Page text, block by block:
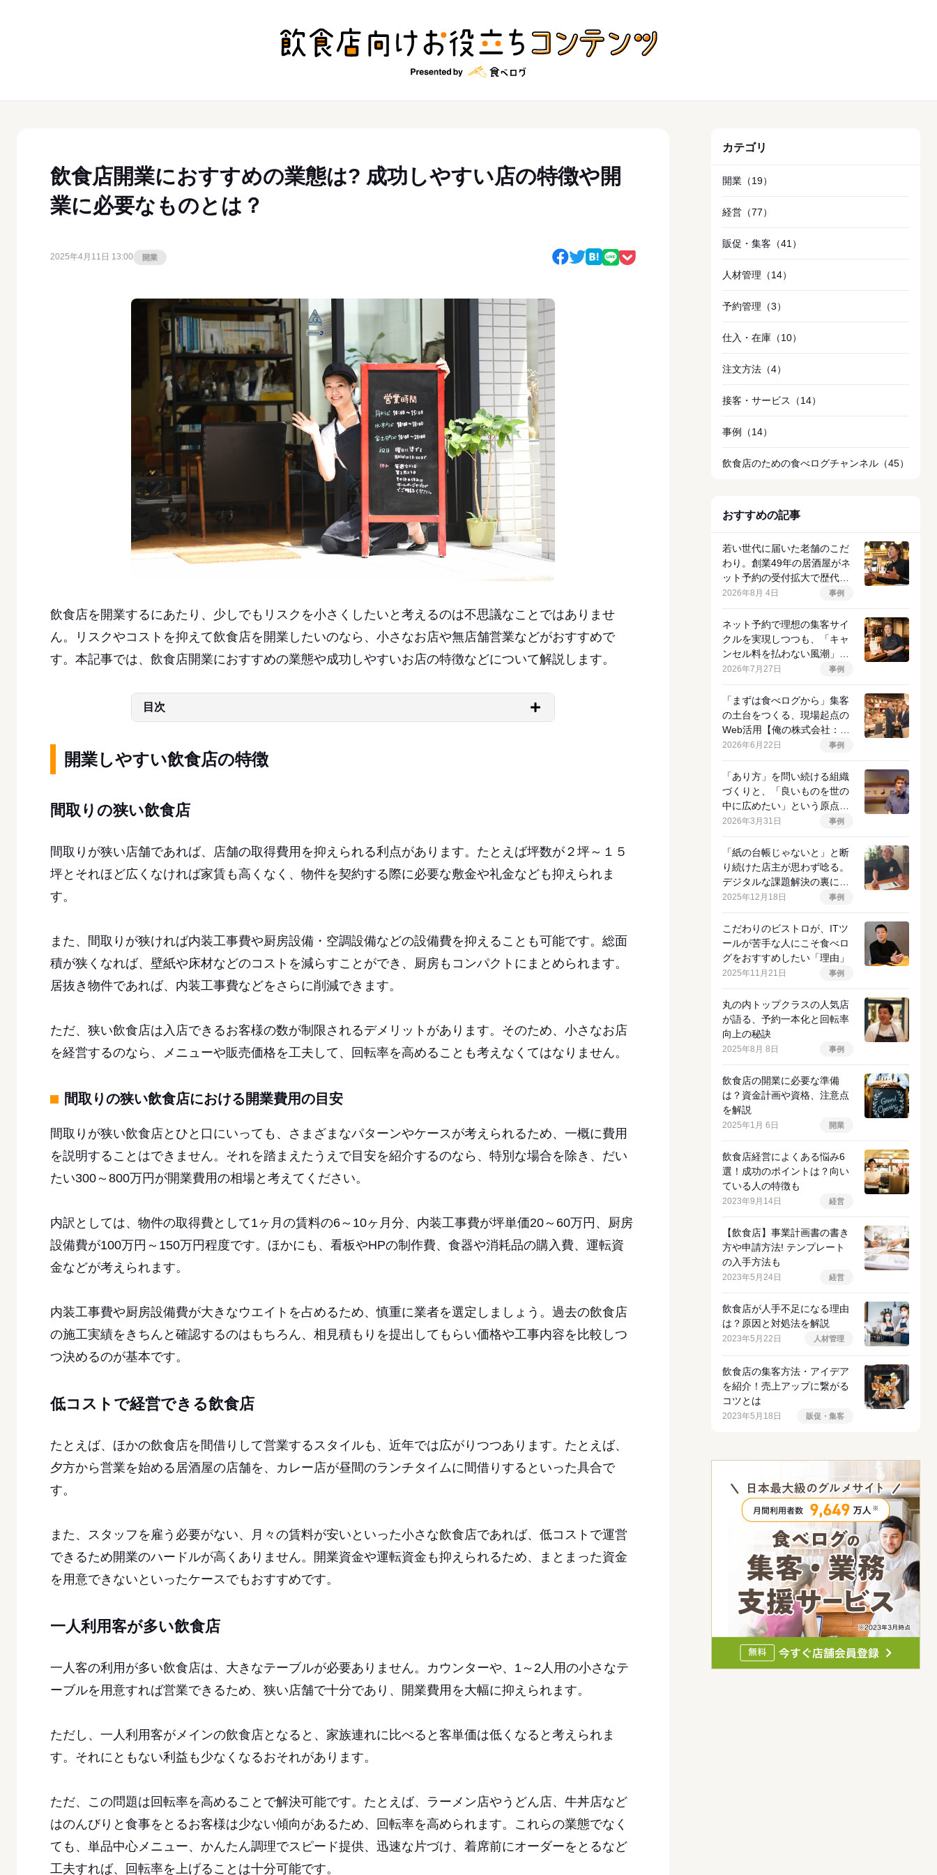
飲食店開業におすすめの業態は? 成功しやすい店の特徴や開
業に必要なものとは？
2025年4月11日 13:00 開業
飲食店を開業するにあたり、少しでもリスクを小さくしたいと考えるのは不思議なことではありませ
ん。リスクやコストを抑えて飲食店を開業したいのなら、小さなお店や無店舗営業などがおすすめで
す。本記事では、飲食店開業におすすめの業態や成功しやすいお店の特徴などについて解説します。
目次
開業しやすい飲食店の特徴
間取りの狭い飲食店
間取りが狭い店舗であれば、店舗の取得費用を抑えられる利点があります。たとえば坪数が２坪～１５
坪とそれほど広くなければ家賃も高くなく、物件を契約する際に必要な敷金や礼金なども抑えられま
す。
また、間取りが狭ければ内装工事費や厨房設備・空調設備などの設備費を抑えることも可能です。総面
積が狭くなれば、壁紙や床材などのコストを減らすことができ、厨房もコンパクトにまとめられます。
居抜き物件であれば、内装工事費などをさらに削減できます。
ただ、狭い飲食店は入店できるお客様の数が制限されるデメリットがあります。そのため、小さなお店
を経営するのなら、メニューや販売価格を工夫して、回転率を高めることも考えなくてはなりません。
間取りの狭い飲食店における開業費用の目安
間取りが狭い飲食店とひと口にいっても、さまざまなパターンやケースが考えられるため、一概に費用
を説明することはできません。それを踏まえたうえで目安を紹介するのなら、特別な場合を除き、だい
たい300～800万円が開業費用の相場と考えてください。
内訳としては、物件の取得費として1ヶ月の賃料の6～10ヶ月分、内装工事費が坪単価20～60万円、厨房
設備費が100万円～150万円程度です。ほかにも、看板やHPの制作費、食器や消耗品の購入費、運転資
金などが考えられます。
内装工事費や厨房設備費が大きなウエイトを占めるため、慎重に業者を選定しましょう。過去の飲食店
の施工実績をきちんと確認するのはもちろん、相見積もりを提出してもらい価格や工事内容を比較しつ
つ決めるのが基本です。
低コストで経営できる飲食店
たとえば、ほかの飲食店を間借りして営業するスタイルも、近年では広がりつつあります。たとえば、
夕方から営業を始める居酒屋の店舗を、カレー店が昼間のランチタイムに間借りするといった具合で
す。
また、スタッフを雇う必要がない、月々の賃料が安いといった小さな飲食店であれば、低コストで運営
できるため開業のハードルが高くありません。開業資金や運転資金も抑えられるため、まとまった資金
を用意できないといったケースでもおすすめです。
一人利用客が多い飲食店
一人客の利用が多い飲食店は、大きなテーブルが必要ありません。カウンターや、1～2人用の小さなテ
ーブルを用意すれば営業できるため、狭い店舗で十分であり、開業費用を大幅に抑えられます。
ただし、一人利用客がメインの飲食店となると、家族連れに比べると客単価は低くなると考えられま
す。それにともない利益も少なくなるおそれがあります。
ただ、この問題は回転率を高めることで解決可能です。たとえば、ラーメン店やうどん店、牛丼店など
はのんびりと食事をとるお客様は少ない傾向があるため、回転率を高められます。これらの業態でなく
ても、単品中心メニュー、かんたん調理でスピード提供、迅速な片づけ、着席前にオーダーをとるなど
工夫すれば、回転率を上げることは十分可能です。
カテゴリ
開業 （19）
経営 （77）
販促・集客 （41）
人材管理 （14）
予約管理 （3）
仕入・在庫 （10）
注文方法 （4）
接客・サービス （14）
事例 （14）
飲食店のための食べログチャンネル （45）
おすすめの記事
若い世代に届いた老舗のこだ
わり。創業49年の居酒屋がネ
ット予約の受付拡大で歴代ト
ップクラスの売上を達成した
2026年8月 4日 事例
ネット予約で理想の集客サイ
クルを実現しつつも、「キャ
ンセル料を払わない風潮」に
挑む店主の決意
2026年7月27日 事例
「まずは食べログから」集客
の土台をつくる、現場起点の
Web活用【俺の株式会社：イ
ンタビュー前編】
2026年6月22日 事例
「あり方」を問い続ける組織
づくりと、「良いものを世の
中に広めたい」という原点
【APODカンパニー：インタ
2026年3月31日 事例
「紙の台帳じゃないと」と断
り続けた店主が思わず唸る。
デジタルな課題解決の裏にあ
るアナログな物語
2025年12月18日 事例
こだわりのビストロが、ITツ
ールが苦手な人にこそ食べロ
グをおすすめしたい「理由」
2025年11月21日 事例
丸の内トップクラスの人気店
が語る、予約一本化と回転率
向上の秘訣
2025年8月 8日 事例
飲食店の開業に必要な準備
は？資金計画や資格、注意点
を解説
2025年1月 6日 開業
飲食店経営によくある悩み6
選！成功のポイントは？向い
ている人の特徴も
2023年9月14日 経営
【飲食店】事業計画書の書き
方や申請方法! テンプレート
の入手方法も
2023年5月24日 経営
飲食店が人手不足になる理由
は？原因と対処法を解説
2023年5月22日 人材管理
飲食店の集客方法・アイデア
を紹介！売上アップに繋がる
コツとは
2023年5月18日 販促・集客